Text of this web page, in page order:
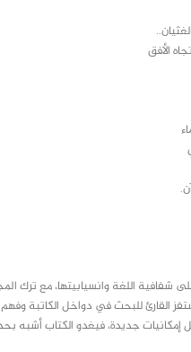
الأفق
شفافية اللغة وانسيابيتها، مع ترك
القارئ للبحث في دواخل الكاتبة
إمكانيات جديدة، فيغدو الكتاب أشبه